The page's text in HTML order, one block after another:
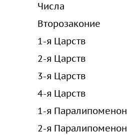
Числа
Второзаконие
1-я Царств
2-я Царств
3-я Царств
4-я Царств
1-я Паралипоменон
2-я Паралипоменон